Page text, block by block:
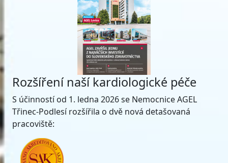
Rozšíření naší kardiologické péče
S účinností od 1. ledna 2026 se Nemocnice AGEL
Třinec-Podlesí rozšířila o dvě nová detašovaná
pracoviště: